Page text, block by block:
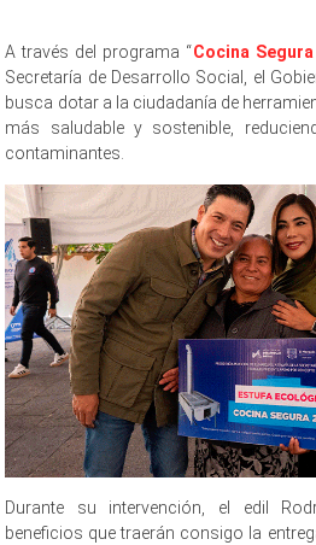
A través del programa “Cocina
Secretaría de Desarrollo Social, el
busca dotar a la ciudadanía de
más saludable y sostenible,
contaminantes.
Durante su intervención, el edil
beneficios que traerán consigo la